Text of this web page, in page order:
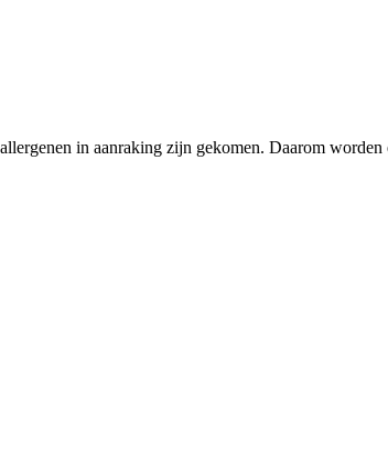
in aanraking zijn gekomen. Daarom worden